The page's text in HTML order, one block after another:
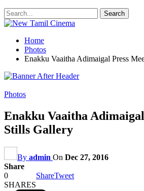
Home
Photos
Enakku Vaaitha Adimaigal Press
Photos
Enakku Vaaitha
Stills Gallery
By admin On Dec 27, 2016
Share
0
SHARES
ShareTweet